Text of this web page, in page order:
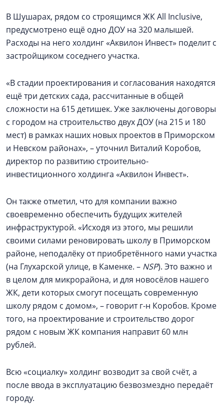
В Шушарах, рядом со строящимся ЖК All Inclusive,
предусмотрено ещё одно ДОУ на 320 малышей.
Расходы на него холдинг «Аквилон Инвест» поделит с
застройщиком соседнего участка.
«В стадии проектирования и согласования находятся
ещё три детских сада, рассчитанные в общей
сложности на 615 детишек. Уже заключены договоры
с городом на строительство двух ДОУ (на 215 и 180
мест) в рамках наших новых проектов в Приморском
и Невском районах», – уточнил Виталий Коробов,
директор по развитию строительно-
инвестиционного холдинга «Аквилон Инвест».
Он также отметил, что для компании важно
своевременно обеспечить будущих жителей
инфраструктурой. «Исходя из этого, мы решили
своими силами реновировать школу в Приморском
районе, неподалёку от приобретённого нами участка
(на Глухарской улице, в Каменке. – NSP). Это важно и
в целом для микрорайона, и для новосёлов нашего
ЖК, дети которых смогут посещать современную
школу рядом с домом», – говорит г-н Коробов. Кроме
того, на проектирование и строительство дорог
рядом с новым ЖК компания направит 60 млн
рублей.
Всю «социалку» холдинг возводит за свой счёт, а
после ввода в эксплуатацию безвозмездно передаёт
городу.